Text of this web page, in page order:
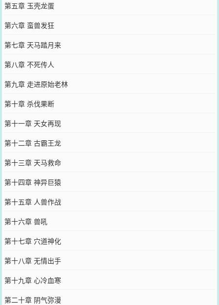
第五章 玉壳龙蛋
第六章 蛮兽发狂
第七章 天马踏月来
第八章 不死传人
第九章 走进原始老林
第十章 杀伐果断
第十一章 天女再现
第十二章 古霸王龙
第十三章 天马救命
第十四章 神异巨猿
第十五章 人兽作战
第十六章 兽吼
第十七章 穴道神化
第十八章 无情出手
第十九章 心冷血寒
第二十章 阴气弥漫